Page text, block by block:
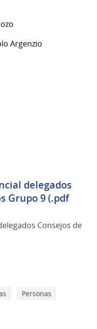
Argenzio
delegados
Grupo 9 (.pdf
Consejos de
Personas